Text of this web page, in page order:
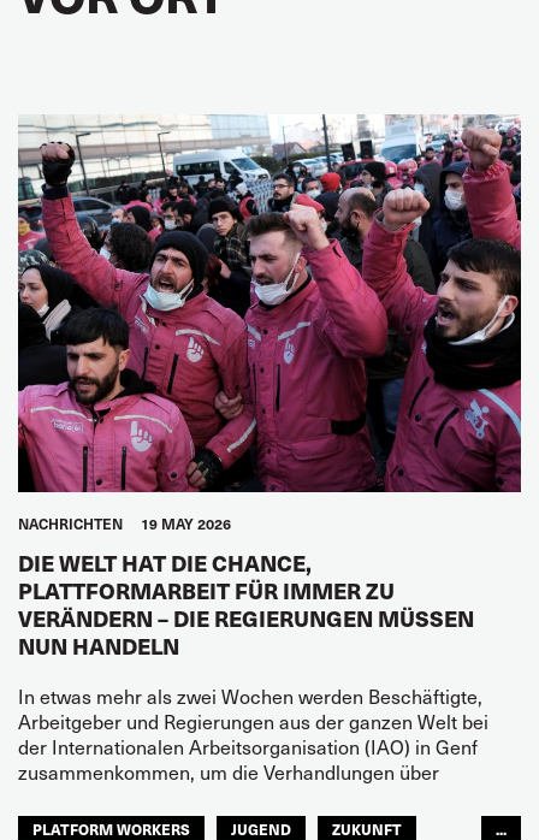
NACHRICHTEN 19 MAY 2026
DIE WELT HAT DIE CHANCE,
PLATTFORMARBEIT FÜR IMMER ZU
VERÄNDERN – DIE REGIERUNGEN MÜSSEN
NUN HANDELN
In etwas mehr als zwei Wochen werden Beschäftigte,
Arbeitgeber und Regierungen aus der ganzen Welt bei
der Internationalen Arbeitsorganisation (IAO) in Genf
zusammenkommen, um die Verhandlungen über
PLATFORM WORKERS JUGEND
ZUKUNFT
...